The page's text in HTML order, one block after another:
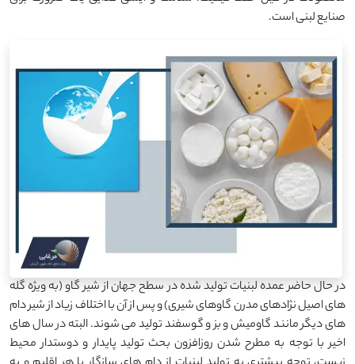
صنایع لبنی است.
در حال حاضر عمده لبنیات تولید شده در سطح جهان از شیر گاو (به ویژه گله
های اصیل نژادهای مدرن گاوهای شیری) و پس از آن با اختلاف زیاد از شیر دام
های دیگر مانند گاومیش و بز و گوسفند تولید می شوند. البته در سال های
اخیر با توجه به مطرح شدن روزافزون بحث تولید پایدار و دوستدار محیط